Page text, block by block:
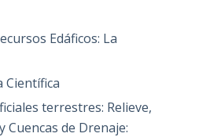
Edáficos: La
Científica
terrestres: Relieve,
Cuencas de Drenaje: